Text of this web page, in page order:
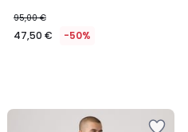
95,00 €
47,50 € -50%